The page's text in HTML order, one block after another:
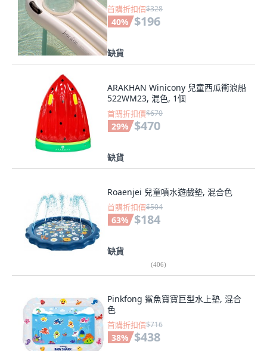
首購折扣價$328
40% $196
缺貨
ARAKHAN Winicony 兒童西瓜衝浪船
522WM23, 混色, 1個
首購折扣價$670
29% $470
缺貨
Roaenjei 兒童噴水遊戲墊, 混合色
首購折扣價$504
63% $184
缺貨
(406)
Pinkfong 鯊魚寶寶巨型水上墊, 混合
色
首購折扣價$716
38% $438